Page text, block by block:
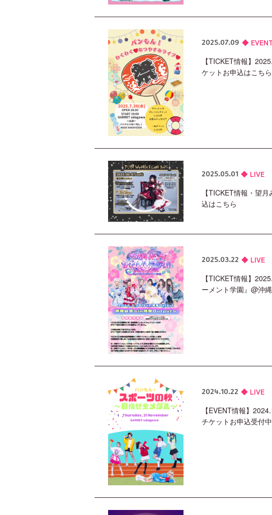
2025.07.09
【TICKET情報】
ケットお申込はこちら
2025.05.01
LIVE
【TICKET情報・望
込はこちら
2025.03.22
LIVE
【TICKET情報】
ーメント学園』@沖
2024.10.22
LIVE
【EVENT情報】
チケットお申込受付中